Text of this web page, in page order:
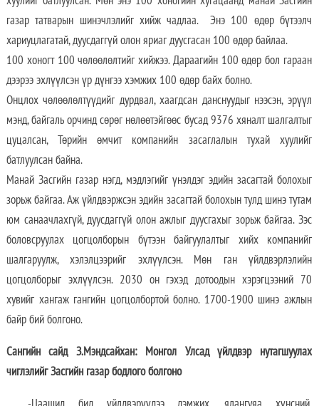
газар татварын шинэчлэлийг хийж чадлаа. Энэ 100 өдөр бүтээлч
хариуцлагатай, дуусдаггүй олон яриаг дуусгасан 100 өдөр байлаа.
100 хоногт 100 чөлөөлөлтийг хийжээ. Дараагийн 100 өдөр бол гараан
дээрээ эхлүүлсэн үр дүнгээ хэмжих 100 өдөр байх болно.
Онцлох чөлөөлөлтүүдийг дурдвал, хаагдсан данснуудыг нээсэн, эрүүл
мэнд, байгаль орчинд сөрөг нөлөөтэйгөөс бусад 9376 хяналт шалгалтыг
цуцалсан, Төрийн өмчит компанийн засаглалын тухай хуулийг
батлуулсан байна.
Манай Засгийн газар нэгд, мэдлэгийг үнэлдэг эдийн засагтай болохыг
зорьж байгаа. Аж үйлдвэржсэн эдийн засагтай болохын тулд шинэ тутам
юм санаачлахгүй, дуусдаггүй олон ажлыг дуусгахыг зорьж байгаа. Зэс
боловсруулах цогцолборын бүтээн байгуулалтыг хийх компанийг
шалгаруулж, хэлэлцээрийг эхлүүлсэн. Мөн ган үйлдвэрлэлийн
цогцолборыг эхлүүлсэн. 2030 он гэхэд дотоодын хэрэгцээний 70
хувийг хангаж гангийн цогцолбортой болно. 1700-1900 шинэ ажлын
байр бий болгоно.
Сангийн сайд З.Мэндсайхан: Монгол Улсад үйлдвэр нутагшуулах
чиглэлийг Засгийн газар бодлого болгоно